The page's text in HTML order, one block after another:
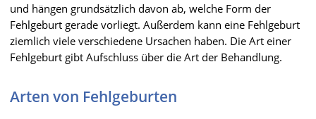
und hängen grundsätzlich davon ab, welche Form der
Fehlgeburt gerade vorliegt. Außerdem kann eine Fehlgeburt
ziemlich viele verschiedene Ursachen haben. Die Art einer
Fehlgeburt gibt Aufschluss über die Art der Behandlung.
Arten von Fehlgeburten